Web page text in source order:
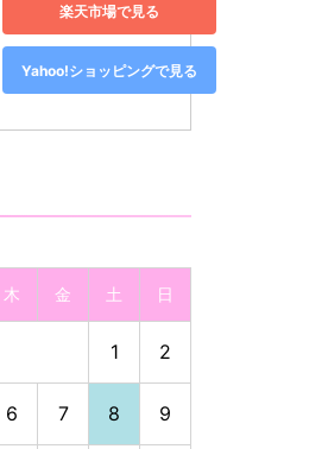
楽天市場で見る
Yahoo!ショッピングで見る
木 金 土 日
1 2
6 7 8 9